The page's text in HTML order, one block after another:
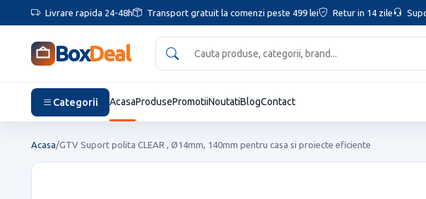
Livrare rapida 24-48h Transport gratuit la comenzi peste 499 lei Retur in 14 zile
BoxDeal
Categorii AcasaProdusePromotiiNoutatiBlogContact
Acasa/GTV Suport polita CLEAR , Ø14mm, 140mm pentru casa si proiecte eficiente